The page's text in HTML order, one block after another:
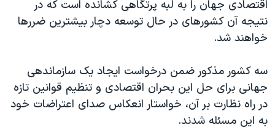
سفر پرزیدنت ترامپ به چین
اقتصادی جهان را به لبه پرتگاهی کشانده است که در
نتیجه آن کشورهای در حال توسعه دچار بیشترین ضررها
خواهند شد.
سه کشور مذکور ضمن درخواست ایجاد یک سازماندهی
جهانی برای حل این بحران اقتصادی و تنظیم قوانین تازه
در راه نظارت بر آن، خواستار انعکاس صدای اعتراضات خود
به این مسئله شدند.